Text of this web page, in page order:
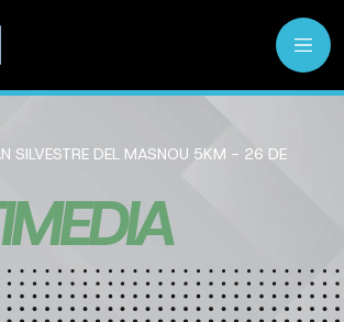
SILVESTRE DEL MASNOU 5KM - 26 DE